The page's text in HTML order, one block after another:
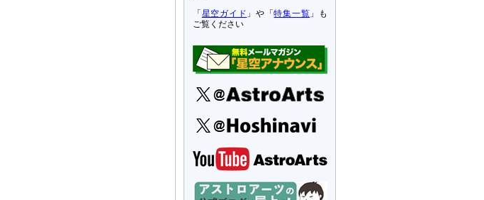
「 星空ガイド 」や「特集一覧 」も
ご覧ください